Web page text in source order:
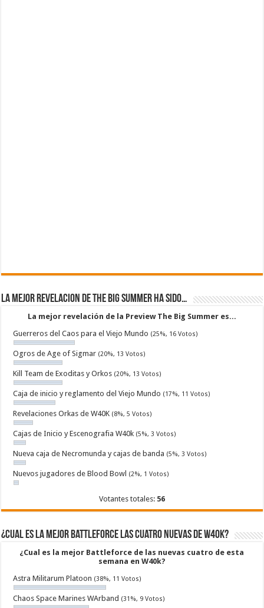
La mejor revelacion de The Big Summer ha sido…
La mejor revelación de la Preview The Big Summer es...
Guerreros del Caos para el Viejo Mundo (25%, 16 Votos)
Ogros de Age of Sigmar (20%, 13 Votos)
Kill Team de Exoditas y Orkos (20%, 13 Votos)
Caja de inicio y reglamento del Viejo Mundo (17%, 11 Votos)
Revelaciones Orkas de W40K (8%, 5 Votos)
Cajas de Inicio y Escenografia W40k (5%, 3 Votos)
Nueva caja de Necromunda y cajas de banda (5%, 3 Votos)
Nuevos jugadores de Blood Bowl (2%, 1 Votos)
Votantes totales: 56
¿Cual es la mejor Battleforce las cuatro nuevas de W40k?
¿Cual es la mejor Battleforce de las nuevas cuatro de esta
semana en W40k?
Astra Militarum Platoon (38%, 11 Votos)
Chaos Space Marines WArband (31%, 9 Votos)